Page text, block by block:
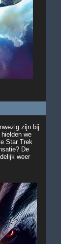
zijn bij
we
Star Trek
De
weer